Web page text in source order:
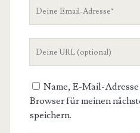
Name, E-Mail-
Browser für meinen
speichern.